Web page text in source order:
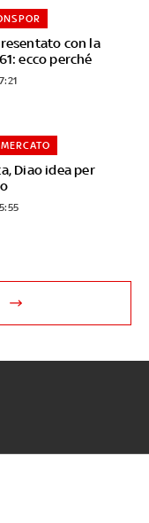
con la
ecco perché
Diao idea per